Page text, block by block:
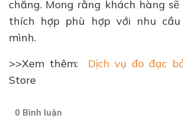
chăng. Mong rằng khách hàng sẽ
thích hợp phù hợp với nhu
mình.
>>Xem thêm: Dịch vụ đo đạc
Store
0 Bình luận